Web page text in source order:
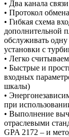
• Два канала
• Протокол
• Гибкая схема
дополнительной
обслуживать
установки с
• Легко
• Быстрые и
входных
шкалы)
•
при
• Выполнение
отраслевыми
GPA 2172 – и